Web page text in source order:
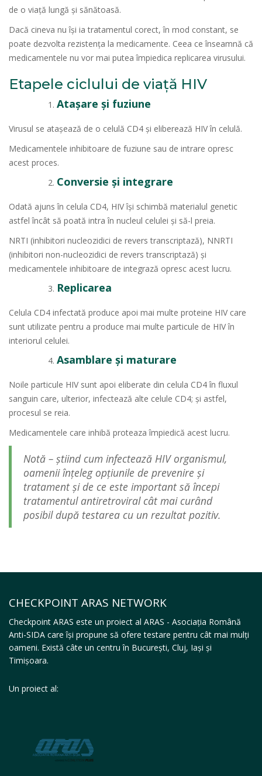
de o viață lungă și sănătoasă.
Dacă cineva nu își ia tratamentul corect, în mod constant, se
poate dezvolta rezistența la medicamente. Ceea ce înseamnă că
medicamentele nu vor mai putea împiedica replicarea virusului.
Etapele ciclului de viață HIV
Atașare și fuziune
Virusul se atașează de o celulă CD4 și eliberează HIV în celulă.
Medicamentele inhibitoare de fuziune sau de intrare opresc
acest proces.
Conversie și integrare
Odată ajuns în celula CD4, HIV își schimbă materialul genetic
astfel încât să poată intra în nucleul celulei și să-l preia.
NRTI (inhibitori nucleozidici de revers transcriptază), NNRTI
(inhibitori non-nucleozidici de revers transcriptază) și
medicamentele inhibitoare de integrază opresc acest lucru.
Replicarea
Celula CD4 infectată produce apoi mai multe proteine ​​HIV care
sunt utilizate pentru a produce mai multe particule de HIV în
interiorul celulei.
Asamblare și maturare
Noile particule HIV sunt apoi eliberate din celula CD4 în fluxul
sanguin care, ulterior, infectează alte celule CD4; și astfel,
procesul se reia.
Medicamentele care inhibă proteaza împiedică acest lucru.
Notă – știind cum infectează HIV organismul,
oamenii înțeleg opțiunile de prevenire și
tratament și de ce este important să începi
tratamentul antiretroviral cât mai curând
posibil după testarea cu un rezultat pozitiv.
CHECKPOINT ARAS NETWORK
Checkpoint ARAS este un proiect al ARAS - Asociația Română
Anti-SIDA care își propune să ofere testare pentru cât mai mulți
oameni. Există câte un centru în București, Cluj, Iași și
Timișoara.
Un proiect al: